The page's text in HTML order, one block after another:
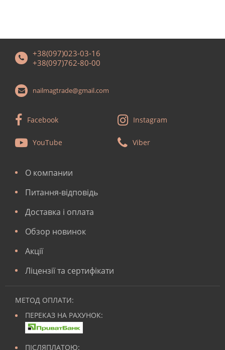
+38(097)023-03-16
+38(097)762-80-00
nailmagtrade@gmail.com
Facebook Instagram
YouTube Viber
О компании
Питання-відповідь
Доставка і оплата
Обзор новинок
Акції
Ліцензії та сертифікати
МЕТОД ОПЛАТИ:
ПЕРЕКАЗ НА РАХУНОК:
ПІСЛЯПЛАТОЮ: